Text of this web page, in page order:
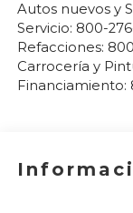
Autos nuevos y
Servicio: 800-
Refacciones:
Carrocería y
Financiamiento: